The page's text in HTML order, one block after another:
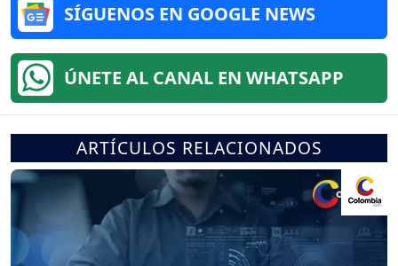
SÍGUENOS EN GOOGLE NEWS
ÚNETE AL CANAL EN WHATSAPP
ARTÍCULOS RELACIONADOS